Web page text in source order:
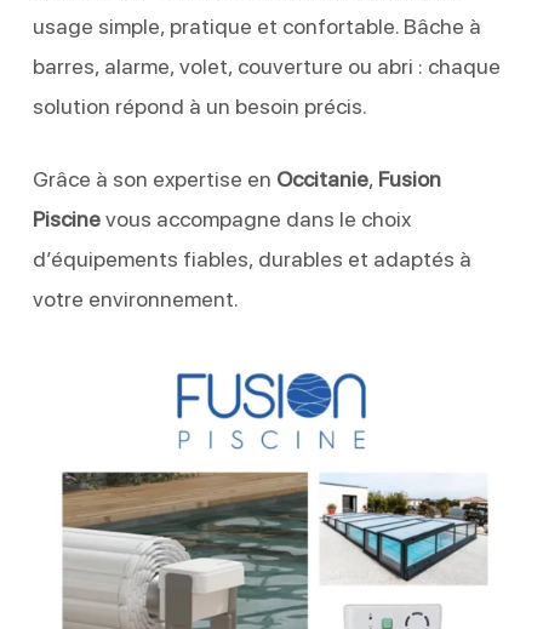
usage simple, pratique et confortable. Bâche à
barres, alarme, volet, couverture ou abri : chaque
solution répond à un besoin précis.
Grâce à son expertise en Occitanie, Fusion
Piscinevous accompagne dans le choix
d’équipements fiables, durables et adaptés à
votre environnement.